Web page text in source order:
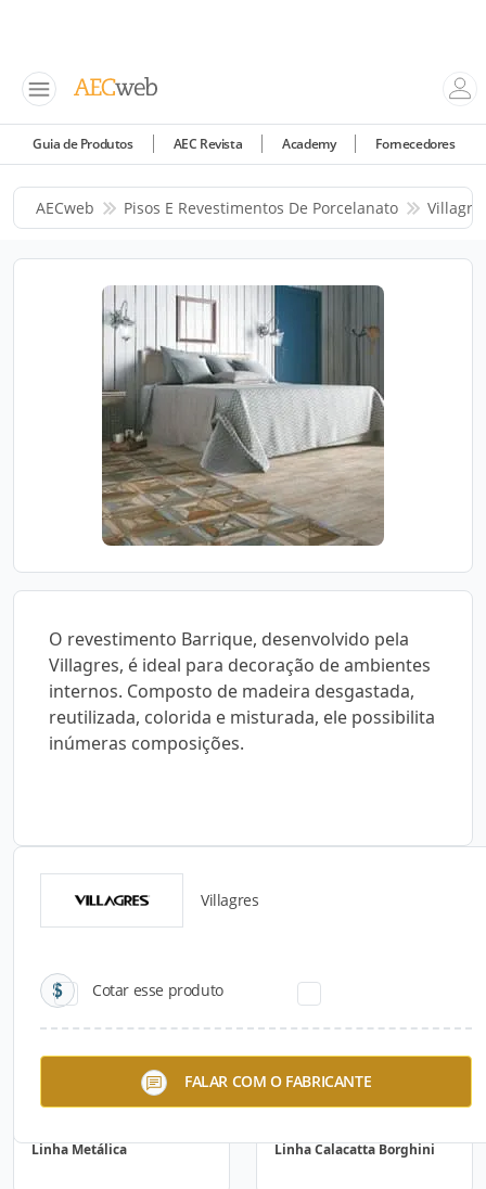
Guia de Produtos AEC Revista Academy Fornecedores
AECweb Pisos E Revestimentos De Porcelanato
O revestimento Barrique, desenvolvido pela
Villagres, é ideal para decoração de ambientes
internos. Composto de madeira desgastada,
reutilizada, colorida e misturada, ele possibilita
inúmeras composições.
Villagres
Cotar esse produto
FALAR COM O FABRICANTE
Catálogos para Download
Linha Metálica Linha Calacatta Borghini